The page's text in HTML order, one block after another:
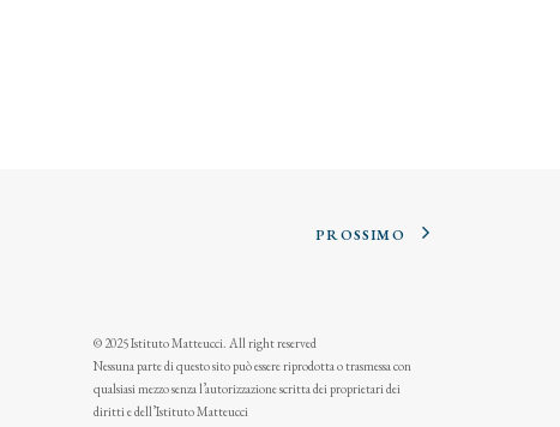
PROSSIMO
© 2025 Istituto Matteucci. All right reserved
Nessuna parte di questo sito può essere riprodotta o trasmessa con
qualsiasi mezzo senza l’autorizzazione scritta dei proprietari dei
diritti e dell’Istituto Matteucci